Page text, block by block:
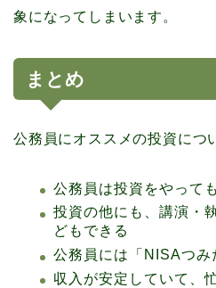
象になってしまいます。
まとめ
公務員にオススメの投資につ
公務員は投資をやって
投資の他にも、講演・
どもできる
公務員には「NISAつみ
収入が安定していて、